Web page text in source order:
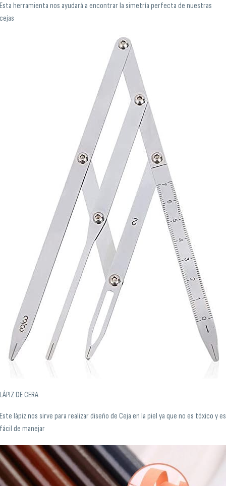
Esta herramienta nos ayudará a encontrar la simetría perfecta de nuestras
cejas
LÁPIZ DE CERA
Este lápiz nos sirve para realizar diseño de Ceja en la piel ya que no es tóxico y es
fácil de manejar